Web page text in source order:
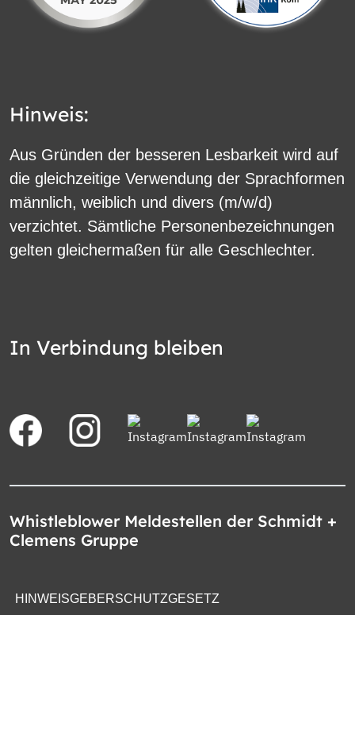
Hinweis:
Aus Gründen der besseren Lesbarkeit wird auf
die gleichzeitige Verwendung der Sprachformen
männlich, weiblich und divers (m/w/d)
verzichtet. Sämtliche Personenbezeichnungen
gelten gleichermaßen für alle Geschlechter.
In Verbindung bleiben
Whistleblower Meldestellen der Schmidt +
Clemens Gruppe
HINWEISGEBERSCHUTZGESETZ